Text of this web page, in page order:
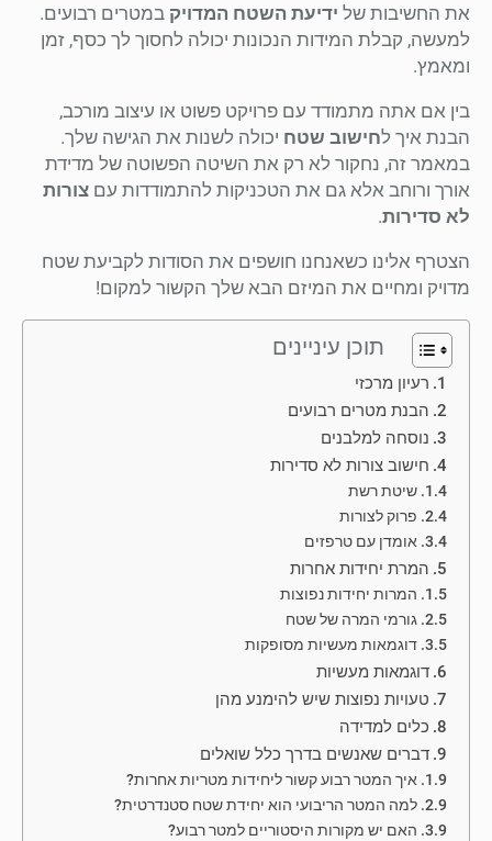
את החשיבות של ידיעת השטח המדויק במטרים רבועים.
למעשה, קבלת המידות הנכונות יכולה לחסוך לך כסף, זמן
ומאמץ.
בין אם אתה מתמודד עם פרויקט פשוט או עיצוב מורכב,
הבנת איך לחישוב שטח יכולה לשנות את הגישה שלך.
במאמר זה, נחקור לא רק את השיטה הפשוטה של מדידת
אורך ורוחב אלא גם את הטכניקות להתמודדות עם צורות
לא סדירות.
הצטרף אלינו כשאנחנו חושפים את הסודות לקביעת שטח
מדויק ומחיים את המיזם הבא שלך הקשור למקום!
תוכן עיניינים
רעיון מרכזי
הבנת מטרים רבועים
נוסחה למלבנים
חישוב צורות לא סדירות
שיטת רשת
פרוק לצורות
אומדן עם טרפזים
המרת יחידות אחרות
המרות יחידות נפוצות
גורמי המרה של שטח
דוגמאות מעשיות מסופקות
דוגמאות מעשיות
טעויות נפוצות שיש להימנע מהן
כלים למדידה
דברים שאנשים בדרך כלל שואלים
איך המטר רבוע קשור ליחידות מטריות אחרות?
למה המטר הריבועי הוא יחידת שטח סטנדרטית?
האם יש מקורות היסטוריים למטר רבוע?